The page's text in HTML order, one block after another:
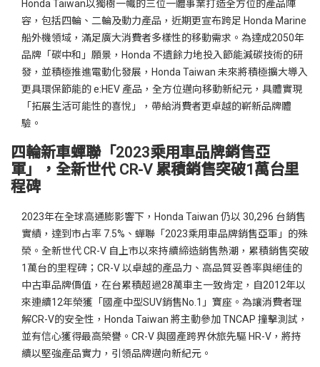
Honda Taiwan以獨樹一幟的三位一體事業打造全方位的產品陣
容，包括四輪、二輪及動力產品，近期更宣布跨足 Honda Marine
船外機領域，滿足廣大消費者多樣性的移動需求。為達成2050年
品牌「碳中和」願景，Honda 不遺餘力地投入節能減碳技術的研
發，並積極推進電動化發展，Honda Taiwan 未來將積極擴大導入
更具環保節能的 e:HEV 產品，全方位邁向移動新紀元，具體實現
「拓展生活可能性的喜悅」，帶給消費者更卓越的嶄新品牌體
驗。
四輪新車蟬聯「2023乘用車品牌銷售亞
軍」，全新世代 CR-V 累積銷售突破1萬台里
程碑
2023年在全球高通膨影響下，Honda Taiwan 仍以 30,296 台銷售
實績，達到市占率 7.5%、蟬聯「2023乘用車品牌銷售亞軍」的殊
榮。全新世代 CR-V 自上市以來持續締造銷售熱潮，累積銷售突破
1萬台的里程碑；CR-V 以卓越的產品力、高品質妥善率與絕佳的
中古車品牌價值，在台累積超過28萬車主一致肯定，自2012年以
來連續12年榮獲「國產中型SUV銷售No.1」寶座。為讓消費者理
解CR-V的安全性，Honda Taiwan 將主動參加 TNCAP 撞擊測試，
並有信心獲得最高榮譽。CR-V 與國產跨界休旅先驅 HR-V，將持
續以堅強產品實力，引領品牌邁向新紀元。